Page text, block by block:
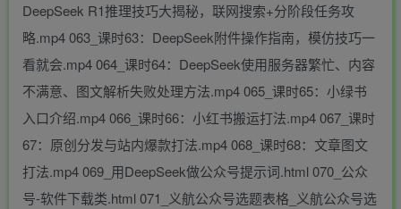
DeepSeek R1推理技巧大揭秘，联网搜索+分阶段任务攻
略.mp4 063_课时63：DeepSeek附件操作指南，模仿技巧一
看就会.mp4 064_课时64：DeepSeek使用服务器繁忙、内容
不满意、图文解析失败处理方法.mp4 065_课时65：小绿书
入口介绍.mp4 066_课时66：小红书搬运打法.mp4 067_课时
67：原创分发与站内爆款打法.mp4 068_课时68：文章图文
打法.mp4 069_用DeepSeek做公众号提示词.html 070_公众
号-软件下载类.html 071_义航公众号选题表格_义航公众号选